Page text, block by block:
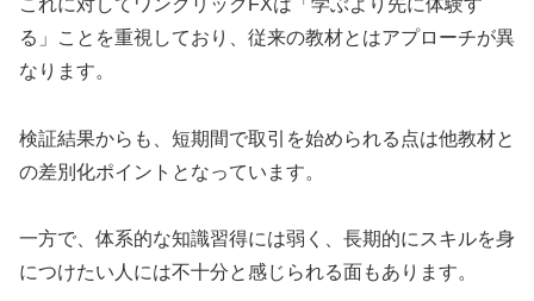
る」ことを重視しており、従来の教材とはアプローチが異
なります。
検証結果からも、短期間で取引を始められる点は他教材と
の差別化ポイントとなっています。
一方で、体系的な知識習得には弱く、長期的にスキルを身
につけたい人には不十分と感じられる面もあります。